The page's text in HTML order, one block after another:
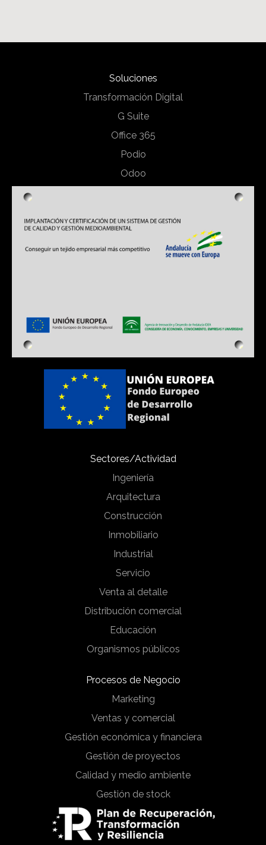
Soluciones
Transformación Digital
G Suite
Office 365
Podio
Odoo
Sectores/Actividad
Ingeniería
Arquitectura
Construcción
Inmobiliario
Industrial
Servicio
Venta al detalle
Distribución comercial
Educación
Organismos públicos
Procesos de Negocio
Marketing
Ventas y comercial
Gestión económica y financiera
Gestión de proyectos
Calidad y medio ambiente
Gestión de stock